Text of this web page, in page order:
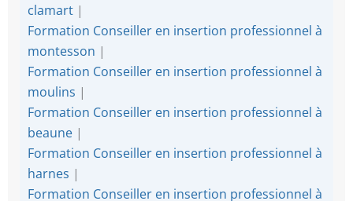
clamart |
Formation Conseiller en insertion professionnel à
montesson |
Formation Conseiller en insertion professionnel à
moulins |
Formation Conseiller en insertion professionnel à
beaune |
Formation Conseiller en insertion professionnel à
harnes |
Formation Conseiller en insertion professionnel à